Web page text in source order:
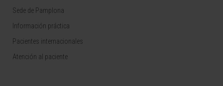
Sede de Pamplona
Información práctica
Pacientes internacionales
Atención al paciente